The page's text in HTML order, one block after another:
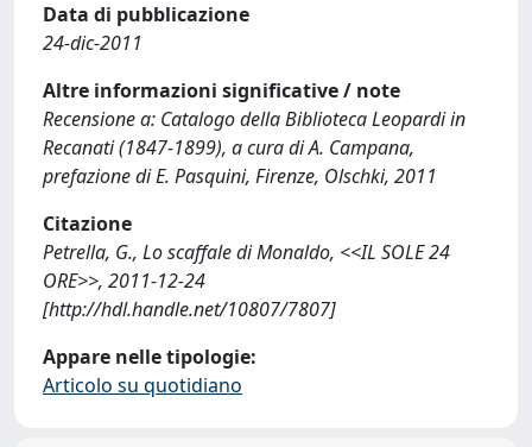
Data di pubblicazione
24-dic-2011
Altre informazioni significative / note
Recensione a: Catalogo della Biblioteca Leopardi in
Recanati (1847-1899), a cura di A. Campana,
prefazione di E. Pasquini, Firenze, Olschki, 2011
Citazione
Petrella, G., Lo scaffale di Monaldo, <<IL SOLE 24
ORE>>, 2011-12-24
[http://hdl.handle.net/10807/7807]
Appare nelle tipologie:
Articolo su quotidiano